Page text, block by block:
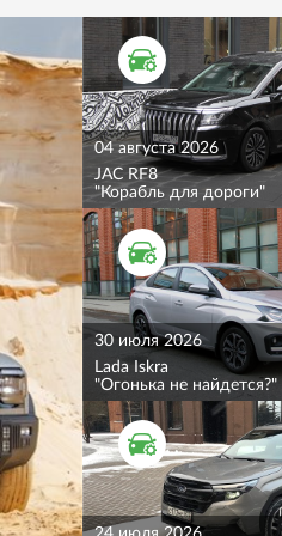
ТЕСТ ДРАЙВ
04 августа 2026
JAC RF8
"Корабль для дороги"
ТЕСТ ДРАЙВ
30 июля 2026
Lada Iskra
"Огонька не найдется?"
ТЕСТ ДРАЙВ